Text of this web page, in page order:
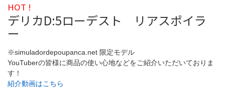
HOT !
デリカD:5ローデスト リアスポイラ
ー
※simuladordepoupanca.net 限定モデル
YouTuberの皆様に商品の使い心地などをご紹介いただいておりま
す！
紹介動画はこちら